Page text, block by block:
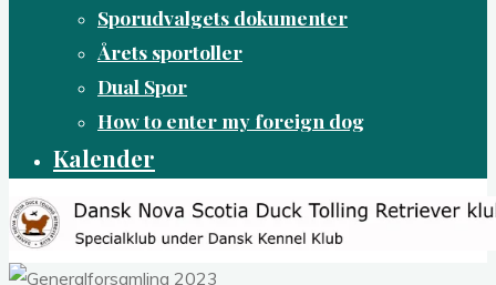
Sporudvalgets dokumenter
Årets sportoller
Dual Spor
How to enter my foreign dog
Kalender